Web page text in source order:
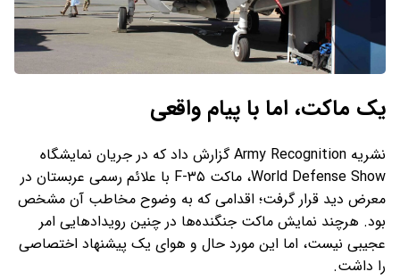
یک ماکت، اما با پیام واقعی
نشریه Army Recognition گزارش داد که در جریان نمایشگاه
World Defense Show، ماکت F-۳۵ با علائم رسمی عربستان در
معرض دید قرار گرفت؛ اقدامی که به‌ وضوح مخاطب آن مشخص
بود. هرچند نمایش ماکت جنگنده‌ها در چنین رویدادهایی امر
عجیبی نیست، اما این مورد حال‌ و هوای یک پیشنهاد اختصاصی
را داشت.